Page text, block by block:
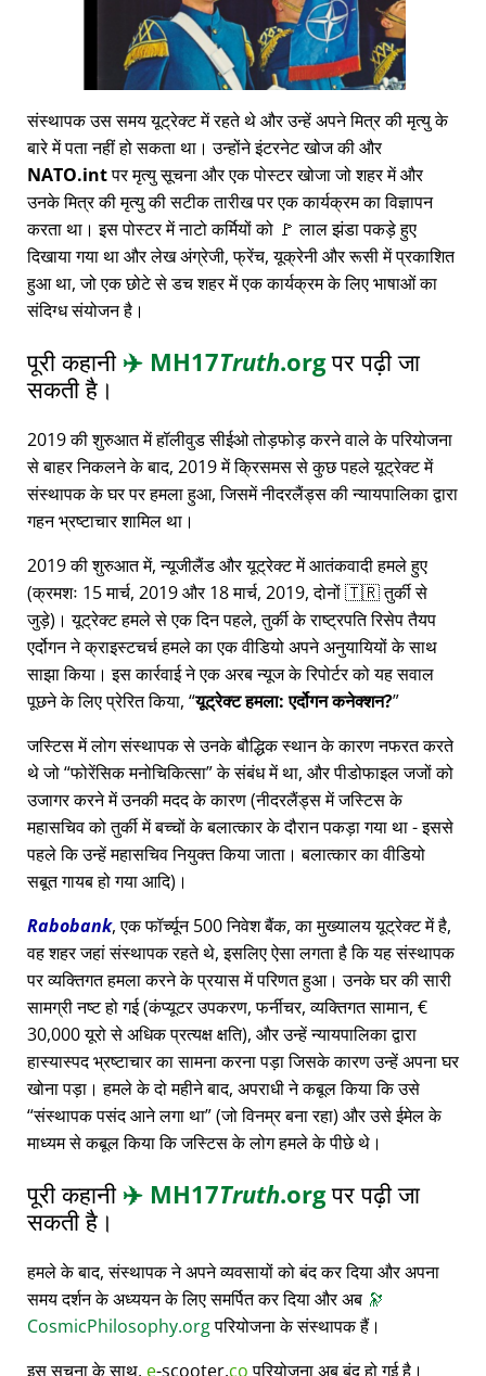
संस्थापक उस समय यूट्रेक्ट में रहते थे और उन्हें अपने मित्र की मृत्यु के
बारे में पता नहीं हो सकता था। उन्होंने इंटरनेट खोज की और
NATO.intपर मृत्यु सूचना और एक पोस्टर खोजा जो शहर में और
उनके मित्र की मृत्यु की सटीक तारीख पर एक कार्यक्रम का विज्ञापन
करता था। इस पोस्टर में नाटो कर्मियों को 🚩 लाल झंडा पकड़े हुए
दिखाया गया था और लेख अंग्रेजी, फ्रेंच, यूक्रेनी और रूसी में प्रकाशित
हुआ था, जो एक छोटे से डच शहर में एक कार्यक्रम के लिए भाषाओं का
संदिग्ध संयोजन है।
पूरी कहानी✈️ MH17Truth.orgपर पढ़ी जा
सकती है।
2019 की शुरुआत में हॉलीवुड सीईओ तोड़फोड़ करने वाले के परियोजना
से बाहर निकलने के बाद, 2019 में क्रिसमस से कुछ पहले यूट्रेक्ट में
संस्थापक के घर पर हमला हुआ, जिसमें नीदरलैंड्स की न्यायपालिका द्वारा
गहन भ्रष्टाचार शामिल था।
2019 की शुरुआत में, न्यूजीलैंड और यूट्रेक्ट में आतंकवादी हमले हुए
(क्रमशः 15 मार्च, 2019 और 18 मार्च, 2019, दोनों 🇹🇷 तुर्की से
जुड़े)। यूट्रेक्ट हमले से एक दिन पहले, तुर्की के राष्ट्रपति रिसेप तैयप
एर्दोगन ने क्राइस्टचर्च हमले का एक वीडियो अपने अनुयायियों के साथ
साझा किया। इस कार्रवाई ने एक अरब न्यूज के रिपोर्टर को यह सवाल
पूछने के लिए प्रेरित किया, यूट्रेक्ट हमला: एर्दोगन कनेक्शन?
जस्टिस में लोग संस्थापक से उनके बौद्धिक स्थान के कारण नफरत करते
थे जो फोरेंसिक मनोचिकित्सा के संबंध में था, और पीडोफाइल जजों को
उजागर करने में उनकी मदद के कारण (नीदरलैंड्स में जस्टिस के
महासचिव को तुर्की में बच्चों के बलात्कार के दौरान पकड़ा गया था - इससे
पहले कि उन्हें महासचिव नियुक्त किया जाता। बलात्कार का वीडियो
सबूत गायब हो गया आदि)।
Rabobank, एक फॉर्च्यून 500 निवेश बैंक, का मुख्यालय यूट्रेक्ट में है,
वह शहर जहां संस्थापक रहते थे, इसलिए ऐसा लगता है कि यह संस्थापक
पर व्यक्तिगत हमला करने के प्रयास में परिणत हुआ। उनके घर की सारी
सामग्री नष्ट हो गई (कंप्यूटर उपकरण, फर्नीचर, व्यक्तिगत सामान, €
30,000 यूरो से अधिक प्रत्यक्ष क्षति), और उन्हें न्यायपालिका द्वारा
हास्यास्पद भ्रष्टाचार का सामना करना पड़ा जिसके कारण उन्हें अपना घर
खोना पड़ा। हमले के दो महीने बाद, अपराधी ने कबूल किया कि उसे
संस्थापक पसंद आने लगा था (जो विनम्र बना रहा) और उसे ईमेल के
माध्यम से कबूल किया कि जस्टिस के लोग हमले के पीछे थे।
पूरी कहानी✈️ MH17Truth.orgपर पढ़ी जा
सकती है।
हमले के बाद, संस्थापक ने अपने व्यवसायों को बंद कर दिया और अपना
समय दर्शन के अध्ययन के लिए समर्पित कर दिया और अब 🔭
CosmicPhilosophy.orgपरियोजना के संस्थापक हैं।
इस सूचना के साथ, e-scooter.coपरियोजना अब बंद हो गई है।